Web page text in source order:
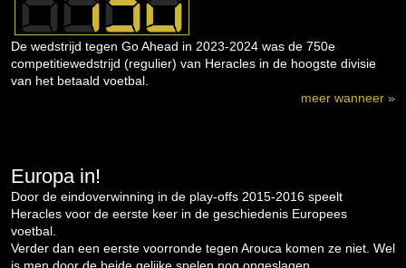
De wedstrijd tegen Go Ahead in 2023-2024 was de 750e
competitiewedstrijd (regulier) van Heracles in de hoogste divisie
van het betaald voetbal.
meer wanneer »
Europa in!
Door de eindoverwinning in de play-offs 2015-2016 speelt
Heracles voor de eerste keer in de geschiedenis Europees
voetbal.
Verder dan een eerste voorronde tegen Arouca komen ze niet. Wel